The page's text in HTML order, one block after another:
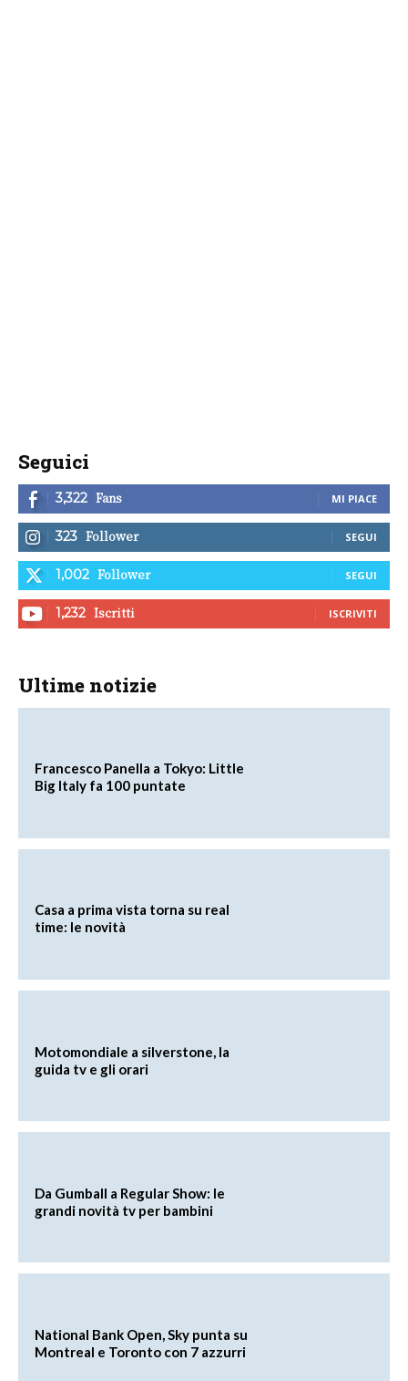
Seguici
3,322 Fans MI PIACE
323 Follower SEGUI
1,002 Follower SEGUI
1,232 Iscritti ISCRIVITI
Ultime notizie
Francesco Panella a Tokyo: Little
Big Italy fa 100 puntate
Casa a prima vista torna su real
time: le novità
Motomondiale a silverstone, la
guida tv e gli orari
Da Gumball a Regular Show: le
grandi novità tv per bambini
National Bank Open, Sky punta su
Montreal e Toronto con 7 azzurri